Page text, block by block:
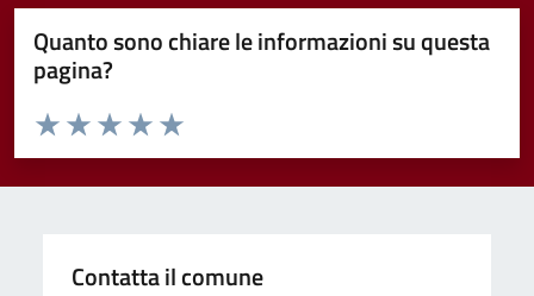
Quanto sono chiare le informazioni su questa
pagina?
Valuta da 1 a 5 stelle la pagina
Valuta 5 stelle su 5
Valuta 4 stelle su 5
Valuta 3 stelle su 5
Valuta 2 stelle su 5
Valuta 1 stelle su 5
Contatta il comune